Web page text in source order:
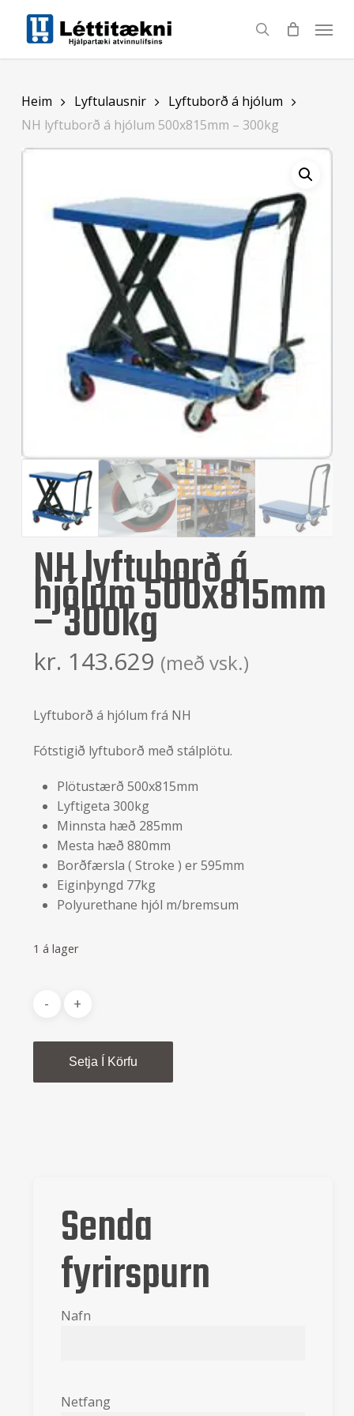
main
search
Heim Lyftulausnir
Lyftuborð á hjólum
NH lyftuborð á hjólum 500x815mm – 300kg
NH lyftuborð á
hjólum 500x815mm
– 300kg
kr. 143.629 (með vsk.)
Lyftuborð á hjólum frá NH
Fótstigið lyftuborð með stálplötu.
Plötustærð 500x815mm
Lyftigeta 300kg
Minnsta hæð 285mm
Mesta hæð 880mm
Borðfærsla ( Stroke ) er 595mm
Eiginþyngd 77kg
Polyurethane hjól m/bremsum
1 á lager
Setja Í Körfu
Senda
fyrirspurn
Nafn
Netfang